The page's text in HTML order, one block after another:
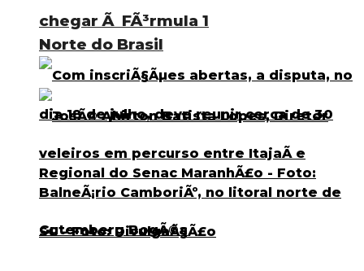
chegar Ã FÃ³rmula 1
Norte do Brasil